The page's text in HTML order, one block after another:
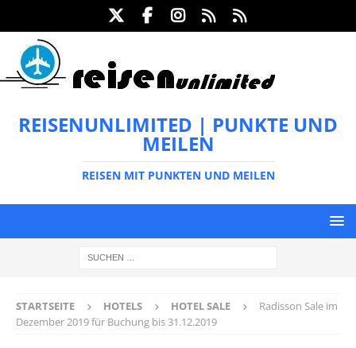
REISENUNLIMITED | PUNKTE UND
MEILEN
REISEN MIT PUNKTEN UND MEILEN
STARTSEITE HOTELS HOTEL SALE
Radisson Sale im
Dezember 2019 für Buchung bis 31.12.2019